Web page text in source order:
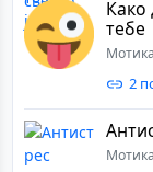
Како
тебе
Мотика
2
Мотика